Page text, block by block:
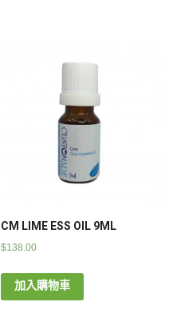
CM LIME ESS OIL 9ML
$138.00
加入購物車